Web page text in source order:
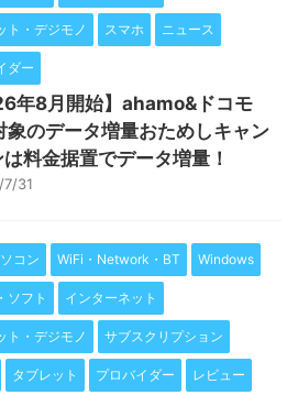
ト・デジモノ スマホ ニュース
ダー
年8月開始】ahamo&ドコモ
のデータ増量おためしキャン
料金据置でデータ増量！
31
コン WiFi・Network・BT Windows
ソフト インターネット
ト・デジモノ サブスクリプション
タブレット プロバイダー レビュー